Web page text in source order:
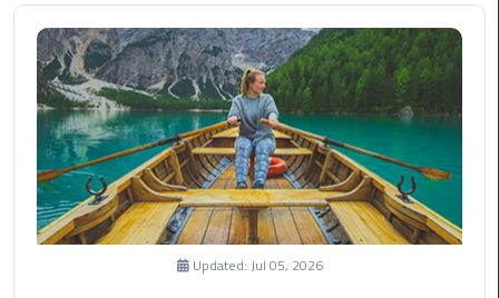
Catherine
Transfer
Mountain
Sharm
El
Sheikh
Limousine
Service
Updated:Jul 05, 2026